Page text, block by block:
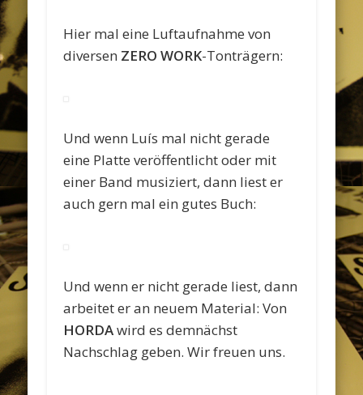
Hier mal eine Luftaufnahme von
diversen ZERO WORK-Tonträgern:
Und wenn Luís mal nicht gerade
eine Platte veröffentlicht oder mit
einer Band musiziert, dann liest er
auch gern mal ein gutes Buch:
Und wenn er nicht gerade liest, dann
arbeitet er an neuem Material: Von
HORDAwird es demnächst
Nachschlag geben. Wir freuen uns.